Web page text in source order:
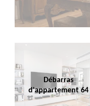
Débarras
d'appartement 64